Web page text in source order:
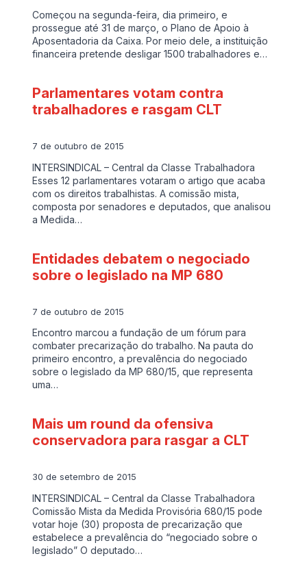
Começou na segunda-feira, dia primeiro, e
prossegue até 31 de março, o Plano de Apoio à
Aposentadoria da Caixa. Por meio dele, a instituição
financeira pretende desligar 1500 trabalhadores e…
Parlamentares votam contra
trabalhadores e rasgam CLT
7 de outubro de 2015
INTERSINDICAL – Central da Classe Trabalhadora
Esses 12 parlamentares votaram o artigo que acaba
com os direitos trabalhistas. A comissão mista,
composta por senadores e deputados, que analisou
a Medida…
Entidades debatem o negociado
sobre o legislado na MP 680
7 de outubro de 2015
Encontro marcou a fundação de um fórum para
combater precarização do trabalho. Na pauta do
primeiro encontro, a prevalência do negociado
sobre o legislado da MP 680/15, que representa
uma…
Mais um round da ofensiva
conservadora para rasgar a CLT
30 de setembro de 2015
INTERSINDICAL – Central da Classe Trabalhadora
Comissão Mista da Medida Provisória 680/15 pode
votar hoje (30) proposta de precarização que
estabelece a prevalência do “negociado sobre o
legislado” O deputado…